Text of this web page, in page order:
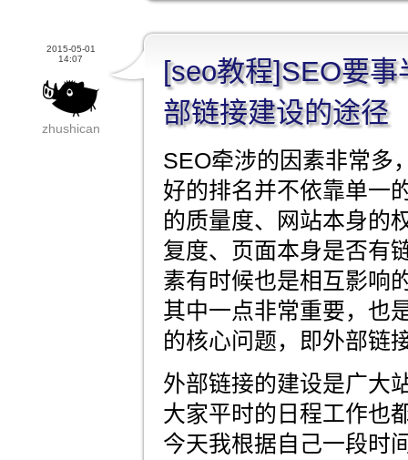
2015-05-01
14:07
zhushican
[seo教程]SEO要
部链接建设的途径
SEO牵涉的因素非常多
好的排名并不依靠单一
的质量度、网站本身的
复度、页面本身是否有
素有时候也是相互影响
其中一点非常重要，也
的核心问题，即外部链
外部链接的建设是广大
大家平时的日程工作也
今天我根据自己一段时